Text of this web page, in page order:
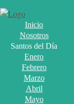
Inicio
Nosotros
Santos del Día
Enero
Febrero
Marzo
Abril
Mayo